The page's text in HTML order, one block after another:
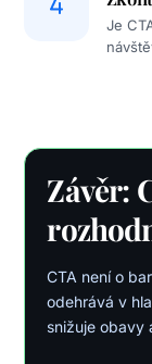
Je
Závěr:
CTA není o
odehrává v
snižuje obavy